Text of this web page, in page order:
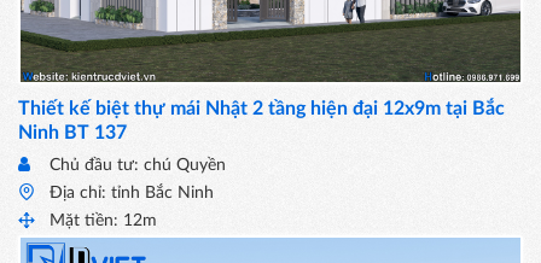
Thiết kế biệt thự mái Nhật 2 tầng hiện đại 12x9m tại Bắc
Ninh BT 137
Chủ đầu tư: chú Quyền
Địa chỉ: tỉnh Bắc Ninh
Mặt tiền: 12m